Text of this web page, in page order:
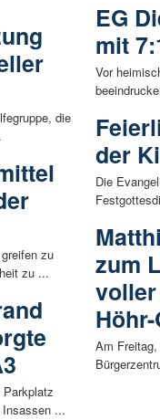
die
zu
zu ...
Insassen ...
EG
mit
Vor
der
Die
zum
Am